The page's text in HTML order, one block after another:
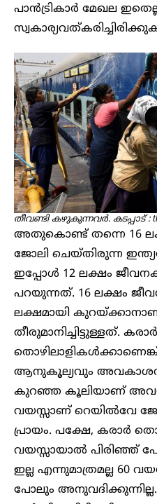
പാൻട്രികാ‍ർ മേഖല
തീവണ്ടി കഴുകുന്നവർ. കടപ്പാട് :
അതുകൊണ്ട് തന്നെ 16
ജോലി ചെയ്തിരുന്ന
ഇപ്പോൾ 12 ലക്ഷം
പറയുന്നത്. 16 ലക്ഷം
ലക്ഷമായി
തീരുമാനിച്ചിട്ടുള്ളത്. കരാർ
ആനുകൂല്യവും
കുറഞ്ഞ കൂലിയാണ്
വയസ്സാണ് റെയിൽവേ
പ്രായം. പക്ഷേ, കരാർ
വയസ്സായാൽ പിരിഞ്ഞ്
ഇല്ല എന്നുമാത്രമല്ല 60
പോലും